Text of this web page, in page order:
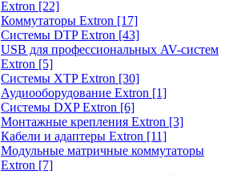
Extron [22]
Коммутаторы Extron [17]
Системы DTP Extron [43]
USB для профессиональных AV-систем
Extron [5]
Системы XTP Extron [30]
Аудиооборудование Extron [1]
Системы DXP Extron [6]
Монтажные крепления Extron [3]
Кабели и адаптеры Extron [11]
Модульные матричные коммутаторы
Extron [7]